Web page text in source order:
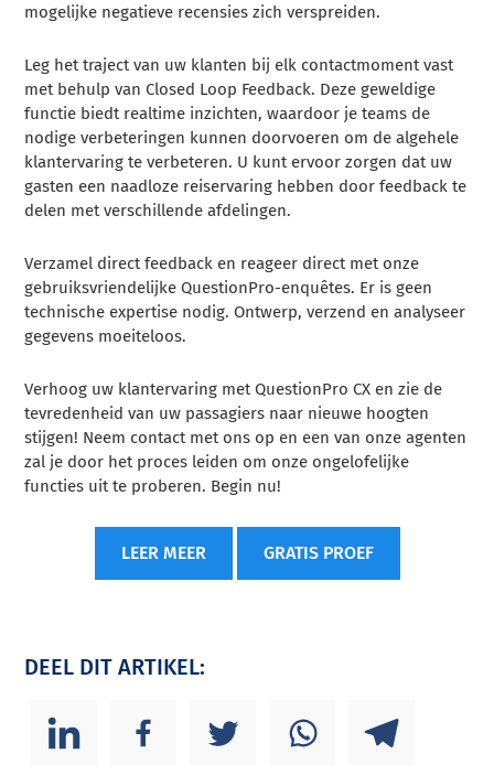
mogelijke negatieve recensies zich verspreiden.
Leg het traject van uw klanten bij elk contactmoment vast
met behulp van Closed Loop Feedback. Deze geweldige
functie biedt realtime inzichten, waardoor je teams de
nodige verbeteringen kunnen doorvoeren om de algehele
klantervaring te verbeteren. U kunt ervoor zorgen dat uw
gasten een naadloze reiservaring hebben door feedback te
delen met verschillende afdelingen.
Verzamel direct feedback en reageer direct met onze
gebruiksvriendelijke QuestionPro-enquêtes. Er is geen
technische expertise nodig. Ontwerp, verzend en analyseer
gegevens moeiteloos.
Verhoog uw klantervaring met QuestionPro CX en zie de
tevredenheid van uw passagiers naar nieuwe hoogten
stijgen! Neem contact met ons op en een van onze agenten
zal je door het proces leiden om onze ongelofelijke
functies uit te proberen. Begin nu!
LEER MEER GRATIS PROEF
DEEL DIT ARTIKEL: